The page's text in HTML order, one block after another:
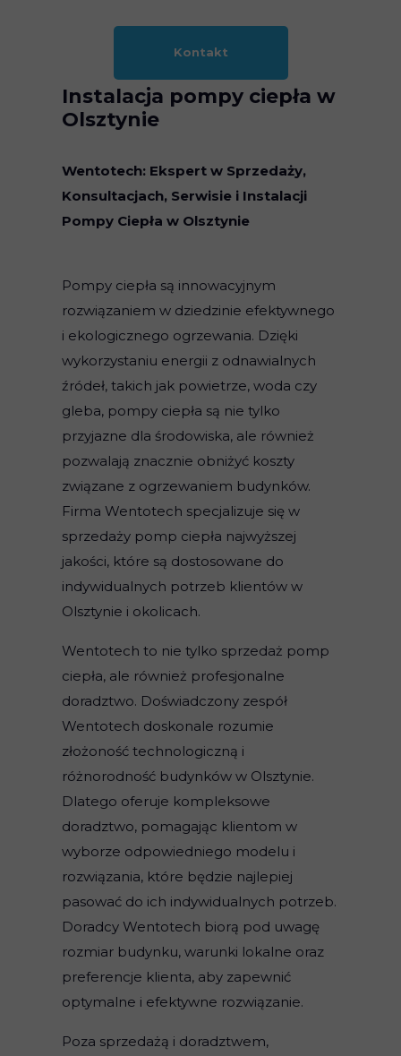
Kontakt
Instalacja pompy ciepła w
Olsztynie
Wentotech: Ekspert w Sprzedaży,
Konsultacjach, Serwisie i Instalacji
Pompy Ciepła w Olsztynie
Pompy ciepła są innowacyjnym
rozwiązaniem w dziedzinie efektywnego
i ekologicznego ogrzewania. Dzięki
wykorzystaniu energii z odnawialnych
źródeł, takich jak powietrze, woda czy
gleba, pompy ciepła są nie tylko
przyjazne dla środowiska, ale również
pozwalają znacznie obniżyć koszty
związane z ogrzewaniem budynków.
Firma Wentotech specjalizuje się w
sprzedaży pomp ciepła najwyższej
jakości, które są dostosowane do
indywidualnych potrzeb klientów w
Olsztynie i okolicach.
Wentotech to nie tylko sprzedaż pomp
ciepła, ale również profesjonalne
doradztwo. Doświadczony zespół
Wentotech doskonale rozumie
złożoność technologiczną i
różnorodność budynków w Olsztynie.
Dlatego oferuje kompleksowe
doradztwo, pomagając klientom w
wyborze odpowiedniego modelu i
rozwiązania, które będzie najlepiej
pasować do ich indywidualnych potrzeb.
Doradcy Wentotech biorą pod uwagę
rozmiar budynku, warunki lokalne oraz
preferencje klienta, aby zapewnić
optymalne i efektywne rozwiązanie.
Poza sprzedażą i doradztwem,